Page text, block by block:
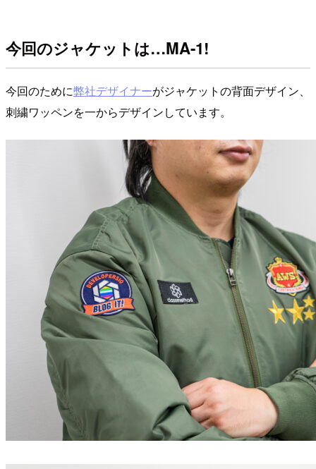
今回のジャケットは…MA-1!
今回のために弊社デザイナーがジャケットの背面デザイン、
刺繍ワッペンを一からデザインしています。